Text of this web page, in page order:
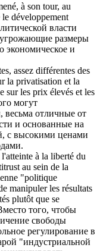
à son tour, au
développement
власти
размеры
экономическое и
assez différentes des
la privatisation et la
sur les prix élevés et les
могут
весьма отличные от
и основанные на
с высокими ценами
l'atteinte à la liberté du
au sein de la
"politique
manipuler les résultats
plutôt que se
того, чтобы
свободы
регулирование в
"индустриальной